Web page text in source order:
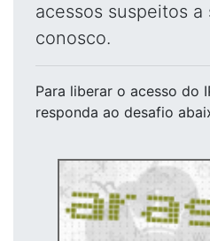
acessos suspeitos
conosco.
Para liberar o acesso do
responda ao desafio